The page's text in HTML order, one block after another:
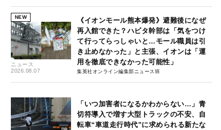
NEW
ニュース
2026.08.07
《イオンモール熊本爆発》避難後になぜ
再入館できた？ハビタ幹部は「気をつけ
て行ってらっしゃいと…モール職員は引
き止めなかった」と主張、イオンは「運
用を徹底できなかった可能性」
集英社オンライン編集部ニュース班
「いつ加害者になるかわからない…」青
切符導入で増す大型トラックの不安、自
転車“車道走行時代”に求められる新たな